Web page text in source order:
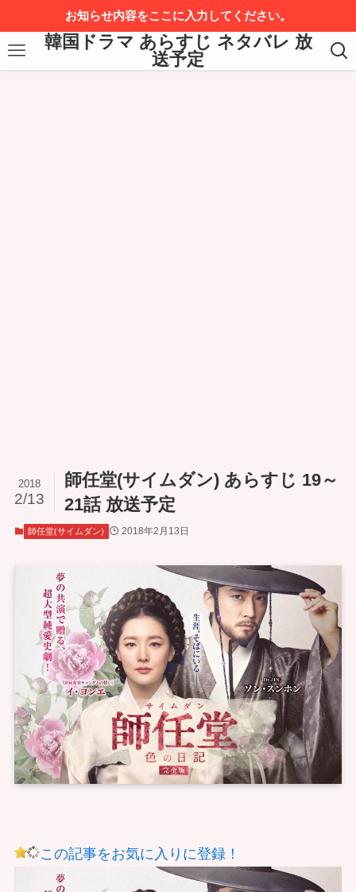
お知らせ内容をここに入力してください。
韓国ドラマ あらすじ ネタバレ 放
送予定
師任堂(サイムダン) あらすじ 19～
21話 放送予定
2018
2/13
師任堂(サイムダン) 2018年2月13日
この記事をお気に入りに登録！